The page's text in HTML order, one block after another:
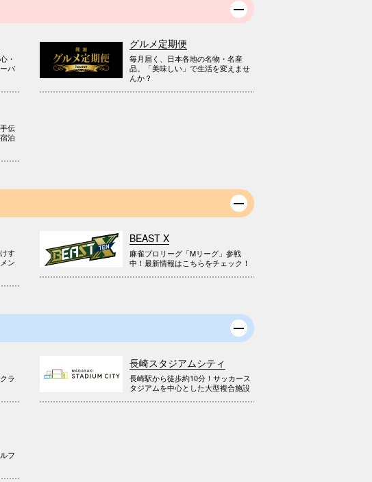
・
バ
グルメ定期便
毎月届く、日本各地の名物・名産
品。「美味しい」で生活を変えませ
んか？
伝
泊
す
ン
BEAST X
麻雀プロリーグ「Mリーグ」参戦
中！最新情報はこちらをチェック！
ラ
長崎スタジアムシティ
長崎駅から徒歩約10分！サッカース
タジアムを中心とした大型複合施設
フ